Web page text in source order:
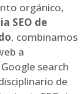
orgánico,
SEO de
, combinamos
a
search
de